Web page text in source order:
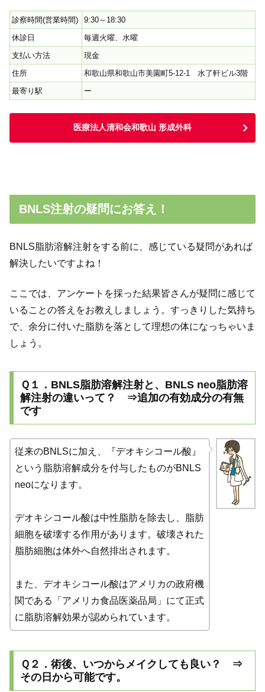
診察時間(営業時間)
9:30～18:30
休診日
毎週火曜、水曜
支払い方法
現金
住所
和歌山県和歌山市美園町5-12-1 水了軒ビル3階
最寄り駅
ー
医療法人清和会和歌山 形成外科
BNLS注射の疑問にお答え！
BNLS脂肪溶解注射をする前に、感じている疑問があれば
解決したいですよね！
ここでは、アンケートを採った結果皆さんが疑問に感じて
いることの答えをお教えしましょう。すっきりした気持ち
で、余分に付いた脂肪を落として理想の体になっちゃいま
しょう。
Ｑ１．BNLS脂肪溶解注射と、BNLS neo脂肪溶
解注射の違いって？ ⇒追加の有効成分の有無
です
従来のBNLSに加え、『デオキシコール酸』
という脂肪溶解成分を付与したものがBNLS
neoになります。
デオキシコール酸は中性脂肪を除去し、脂肪
細胞を破壊する作用があります。破壊された
脂肪細胞は体外へ自然排出されます。
また、デオキシコール酸はアメリカの政府機
関である「アメリカ食品医薬品局」にて正式
に脂肪溶解効果が認められています。
Ｑ２．術後、いつからメイクしても良い？ ⇒
その日から可能です。